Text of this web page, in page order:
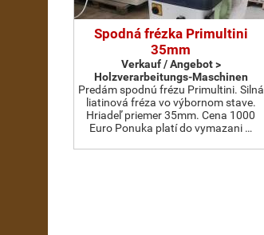
Spodná frézka Primultini
35mm
Verkauf / Angebot >
Holzverarbeitungs-Maschinen
Predám spodnú frézu Primultini. Silná
liatinová fréza vo výbornom stave.
Hriadeľ priemer 35mm. Cena 1000
Euro Ponuka platí do vymazani …